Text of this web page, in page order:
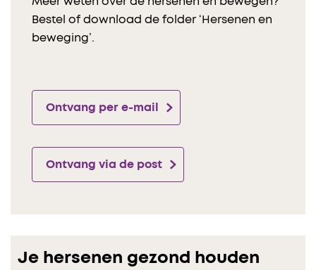
Bestel of download de folder ‘Hersenen en
beweging’.
Ontvang per e-mail
Ontvang via de post
Je hersenen gezond houden